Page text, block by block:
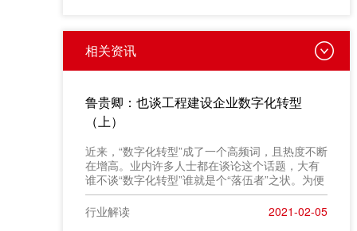
相关资讯
鲁贵卿：也谈工程建设企业数字化转型
（上）
近来，“数字化转型”成了一个高频词，且热度不断
在增高。业内许多人士都在谈论这个话题，大有
谁不谈“数字化转型”谁就是个“落伍者”之状。为便
于在相同语境下讨论问题，今天我也凑个热闹，
以“数字化转型”为题，谈一点粗浅认识，就教于同
行。
行业解读 2021-02-05